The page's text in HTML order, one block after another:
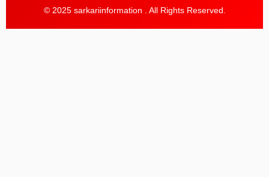
© 2025 sarkariinformation . All Rights Reserved.